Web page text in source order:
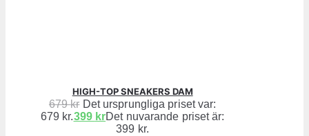
HIGH-TOP SNEAKERS DAM
679kr Det ursprungliga priset var:
679 kr.399 krDet nuvarande priset är:
399 kr.